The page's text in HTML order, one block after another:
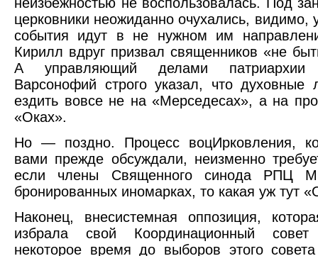
церковники неожиданно очухались, видимо,
события идут в не нужном им
Кирилл вдруг призвал священников «не
А управляющий делами патриархии
Варсонофий строго указал, что духовные
ездить вовсе не на «Мерседесах», а на
«Оках».
Но — поздно. Процесс воцИрковления,
вами прежде обсуждали, неизменно
если члены Священного синода РПЦ
бронированных иномарках, то какая уж тут
Наконец, внесистемная оппозиция,
избрала свой Координационный
некоторое время до выборов этого